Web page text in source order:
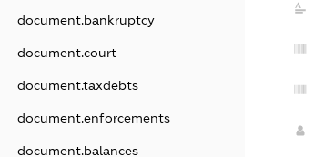
document.bankruptcy
document.court
document.taxdebts
document.enforcements
document.balances